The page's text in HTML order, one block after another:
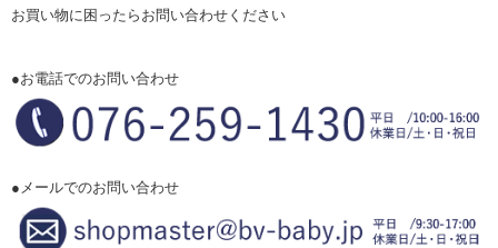
お買い物に困ったらお問い合わせください
●お電話でのお問い合わせ
●メールでのお問い合わせ